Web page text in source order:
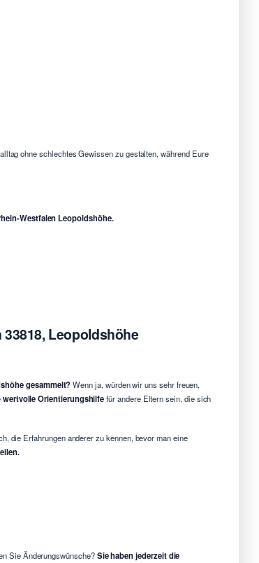
ohne schlechtes Gewissen zu gestalten, während Eure
Westfalen Leopoldshöhe.
Leopoldshöhe
gesammelt?Wenn ja, würden wir uns sehr freuen,
wertvolle Orientierungshilfefür andere Eltern sein, die sich
die Erfahrungen anderer zu kennen, bevor man eine
Sie Änderungswünsche?Sie haben jederzeit die